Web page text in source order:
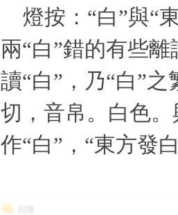
燈按：“白”與“
兩“白”錯的有些
讀“白”，乃“白”
切，音帛。白色
作“白”，“東方發
回復